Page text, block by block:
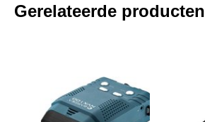
Gerelateerde producten